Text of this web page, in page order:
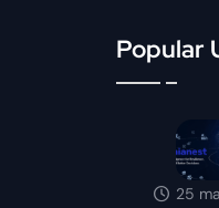
Popular
25